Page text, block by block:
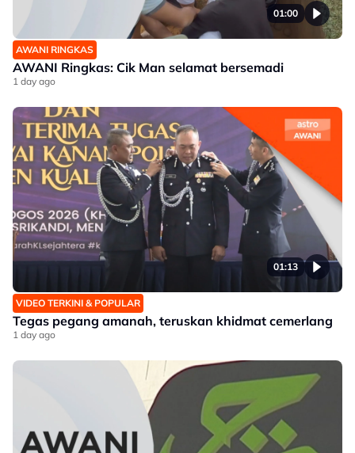
01:00
AWANI RINGKAS
AWANI Ringkas: Cik Man selamat bersemadi
1 day ago
01:13
VIDEO TERKINI & POPULAR
Tegas pegang amanah, teruskan khidmat cemerlang
1 day ago